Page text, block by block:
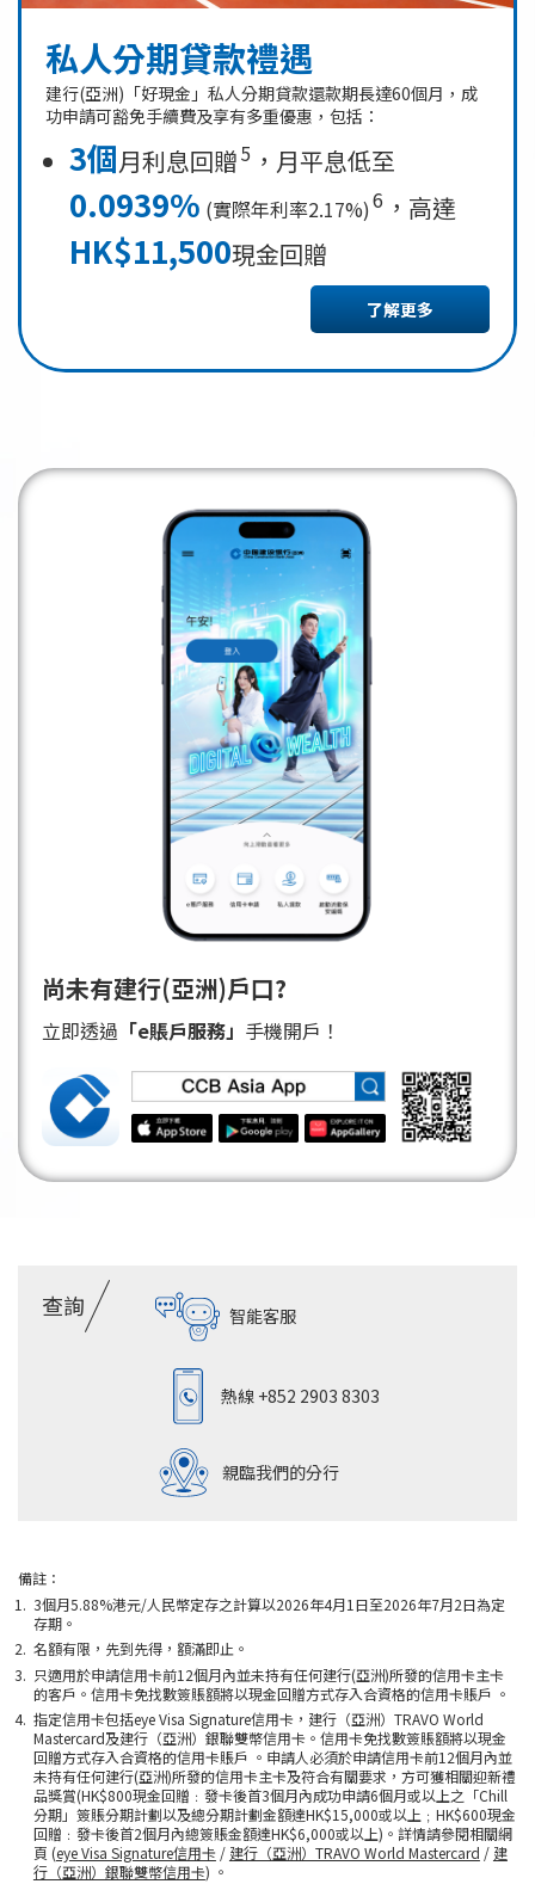
私人分期貸款禮遇
建行(亞洲)「好現金」私人分期貸款還款期長達60個月，成
功申請可豁免手續費及享有多重優惠，包括：
3個月利息回贈5 ，月平息低至
0.0939% (實際年利率2.17%)6 ，高達
HK$11,500現金回贈
了解更多
尚未有建行(亞洲)戶口?
立即透過 「e賬戶服務」 手機開戶！
查詢 智能客服
熱線 +852 2903 8303
親臨我們的分行
備註：
3個月5.88%港元/人民幣定存之計算以2026年4月1日至2026年7月2日為定
存期。
名額有限，先到先得，額滿即止。
只適用於申請信用卡前12個月內並未持有任何建行(亞洲)所發的信用卡主卡
的客戶。信用卡免找數簽賬額將以現金回贈方式存入合資格的信用卡賬戶 。
指定信用卡包括eye Visa Signature信用卡，建行（亞洲）TRAVO World
Mastercard及建行（亞洲）銀聯雙幣信用卡。信用卡免找數簽賬額將以現金
回贈方式存入合資格的信用卡賬戶 。申請人必須於申請信用卡前12個月內並
未持有任何建行(亞洲)所發的信用卡主卡及符合有關要求，方可獲相關迎新禮
品獎賞(HK$800現金回贈﹕發卡後首3個月內成功申請6個月或以上之「Chill
分期」簽賬分期計劃以及總分期計劃金額達HK$15,000或以上﹔HK$600現金
回贈﹕發卡後首2個月內總簽賬金額達HK$6,000或以上)。詳情請參閱相關網
頁 (eye Visa Signature信用卡 / 建行（亞洲）TRAVO World Mastercard / 建
行（亞洲）銀聯雙幣信用卡) 。